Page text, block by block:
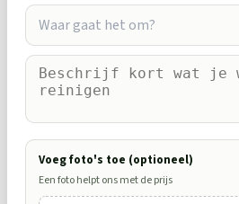
Waar gaat het om?
Voeg foto's toe (optioneel)
Een foto helpt ons met de prijs